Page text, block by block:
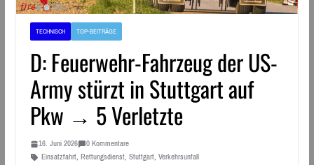
TECHNISCH TOP-BEITRÄGE
D: Feuerwehr-Fahrzeug der US-
Army stürzt in Stuttgart auf
Pkw → 5 Verletzte
16. Juni 2026
0 Kommentare
Einsatzfahrt, Rettungsdienst, Stuttgart, Verkehrsunfall